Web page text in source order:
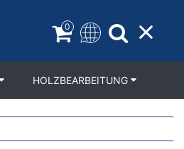
0
HOLZBEARBEITUNG